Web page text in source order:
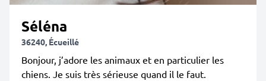
Séléna
36240, Écueillé
Bonjour, j’adore les animaux et en particulier les
chiens. Je suis très sérieuse quand il le faut.